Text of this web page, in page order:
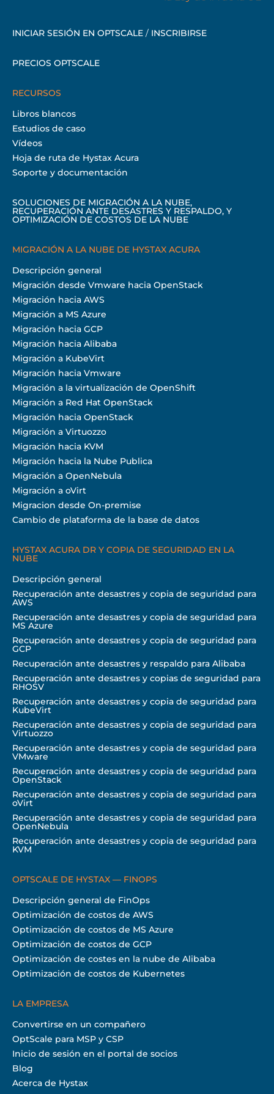
INICIAR SESIÓN EN OPTSCALE / INSCRIBIRSE
PRECIOS OPTSCALE
RECURSOS
Libros blancos
Estudios de caso
Vídeos
Hoja de ruta de Hystax Acura
Soporte y documentación
SOLUCIONES DE MIGRACIÓN A LA NUBE,
RECUPERACIÓN ANTE DESASTRES Y RESPALDO, Y
OPTIMIZACIÓN DE COSTOS DE LA NUBE
MIGRACIÓN A LA NUBE DE HYSTAX ACURA
Descripción general
Migración desde Vmware hacia OpenStack
Migración hacia AWS
Migración a MS Azure
Migración hacia GCP
Migración hacia Alibaba
Migración a KubeVirt
Migración hacia Vmware
Migración a la virtualización de OpenShift
Migración a Red Hat OpenStack
Migración hacia OpenStack
Migración a Virtuozzo
Migración hacia KVM
Migración hacia la Nube Publica
Migración a OpenNebula
Migración a oVirt
Migracion desde On-premise
Cambio de plataforma de la base de datos
HYSTAX ACURA DR Y COPIA DE SEGURIDAD EN LA
NUBE
Descripción general
Recuperación ante desastres y copia de seguridad para
AWS
Recuperación ante desastres y copia de seguridad para
MS Azure
Recuperación ante desastres y copia de seguridad para
GCP
Recuperación ante desastres y respaldo para Alibaba
Recuperación ante desastres y copias de seguridad para
RHOSV
Recuperación ante desastres y copia de seguridad para
KubeVirt
Recuperación ante desastres y copia de seguridad para
Virtuozzo
Recuperación ante desastres y copia de seguridad para
VMware
Recuperación ante desastres y copia de seguridad para
OpenStack
Recuperación ante desastres y copia de seguridad para
oVirt
Recuperación ante desastres y copia de seguridad para
OpenNebula
Recuperación ante desastres y copia de seguridad para
KVM
OPTSCALE DE HYSTAX — FINOPS
Descripción general de FinOps
Optimización de costos de AWS
Optimización de costos de MS Azure
Optimización de costos de GCP
Optimización de costes en la nube de Alibaba
Optimización de costos de Kubernetes
LA EMPRESA
Convertirse en un compañero
OptScale para MSP y CSP
Inicio de sesión en el portal de socios
Blog
Acerca de Hystax